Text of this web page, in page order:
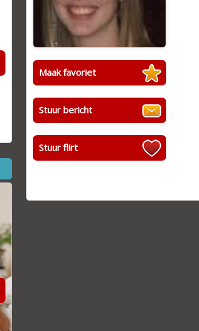
Maak favoriet
Stuur bericht
Stuur flirt